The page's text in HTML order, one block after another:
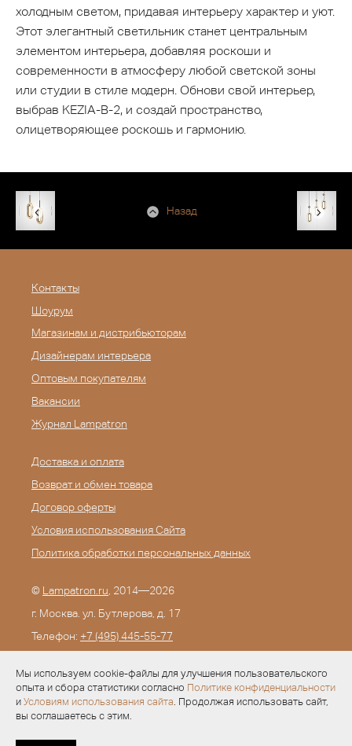
Мы используем cookie-файлы для улучшения пользовательского
опыта и сбора статистики согласно Политике конфиденциальности
и Условиям использования сайта. Продолжая использовать сайт,
вы соглашаетесь с этим.
холодным светом, придавая интерьеру характер и уют.
Этот элегантный светильник станет центральным
элементом интерьера, добавляя роскоши и
современности в атмосферу любой светской зоны
или студии в стиле модерн. Обнови свой интерьер,
выбрав KEZIA-B-2, и создай пространство,
олицетворяющее роскошь и гармонию.
Назад
Контакты
Шоурум
Магазинам и дистрибьюторам
Дизайнерам интерьера
Оптовым покупателям
Вакансии
Журнал Lampatron
Доставка и оплата
Возврат и обмен товара
Договор оферты
Условия использования Сайта
Политика обработки персональных данных
© Lampatron.ru, 2014—2026
г. Москва. ул. Бутлерова, д. 17
Телефон: +7 (495) 445-55-77
Разработка —Evid.ru